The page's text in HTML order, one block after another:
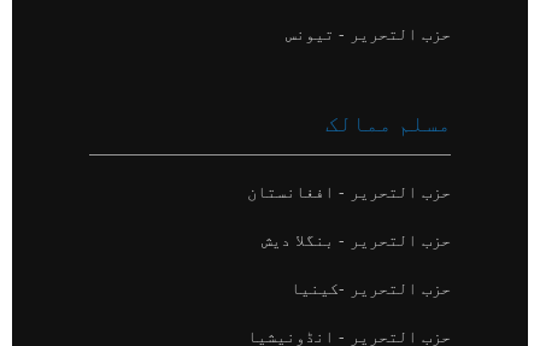
حزب التحریر - تیونس
مسلم ممالک
حزب التحریر - افغانستان
حزب التحریر - بنگلا دیش
حزب التحریر -کینیا
حزب التحریر - انڈونیشیا